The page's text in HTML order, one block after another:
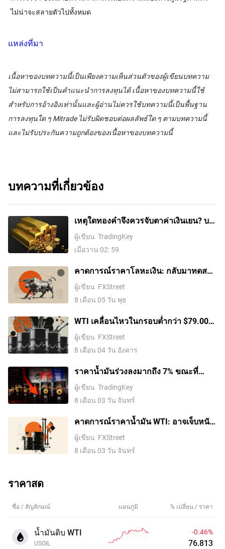
ไม่น่าจะสลายตัวไปทั้งหมด
แหล่งที่มา
เนื้อหาของบทความนี้เป็นเพียงความเห็นส่วนตัวของผู้เขียนบทความ
ไม่สามารถใช้เป็นคำแนะนำการลงทุนได้ เนื้อหาของบทความนี้ใช้
สำหรับการอ้างอิงเท่านั้นและผู้อ่านไม่ควรใช้บทความนี้เป็นพื้นฐาน
การลงทุนใด ๆ Mitrade ไม่รับผิดชอบต่อผลลัพธ์ใด ๆ ตามบทความนี้
และไม่รับประกันความถูกต้องของเนื้อหาของบทความนี้
บทความที่เกี่ยวข้อง
เหตุใดทองคำจึงควรจับตาค่าเงินเยน? บท
วิเคราะห์เจาะลึกถึงผลกระทบของค่าเงิน
เยนที่มีต่อทองคำ
ผู้เขียน TradingKey
เมื่อวาน 02: 59
คาดการณ์ราคาโลหะเงิน: กลับมาทดสอบ
ระดับสูงสุดรายเดือนใกล้ 61 ดอลลาร์
ขณะที่ราคาน้ำมันร่วงลงต่อเนื่อง
ผู้เขียน FXStreet
8 เดือน 05 วัน พุธ
WTI เคลื่อนไหวในกรอบต่ำกว่า $79.00
กลางๆ ท่ามกลางความไม่แน่นอนของ
อิหร่านและความกังวลด้านอุปทาน
ผู้เขียน FXStreet
8 เดือน 04 วัน อังคาร
ราคาน้ำมันร่วงลงมากถึง 7% ขณะที่
ทรัมป์ระงับการโจมตีอิหร่านและกลับมา
เปิดการเจรจาอีกครั้ง
ผู้เขียน TradingKey
8 เดือน 03 วัน จันทร์
คาดการณ์ราคาน้ำมัน WTI: อาจเจ็บหนัก
ขึ้นหากไม่สามารถรักษาระดับ 77
ดอลลาร์ได้
ผู้เขียน FXStreet
8 เดือน 03 วัน จันทร์
ราคาสด
ชื่อ / สัญลักษณ์ แผนภูมิ % เปลี่ยน / ราคา
น้ำมันดิบ WTI
USOIL
-0.46%
76.813